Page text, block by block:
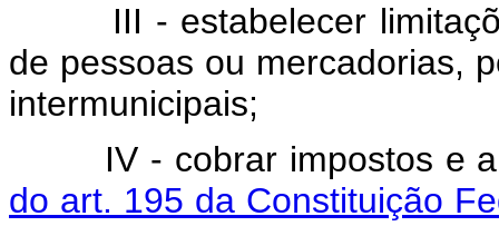
III - estabelecer
de pessoas ou mercadorias,
intermunicipais;
IV - cobrar impostos e
do art. 195 da Constituição